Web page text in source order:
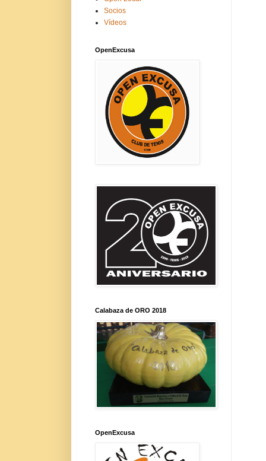
Socios
Vídeos
OpenExcusa
Calabaza de ORO 2018
OpenExcusa